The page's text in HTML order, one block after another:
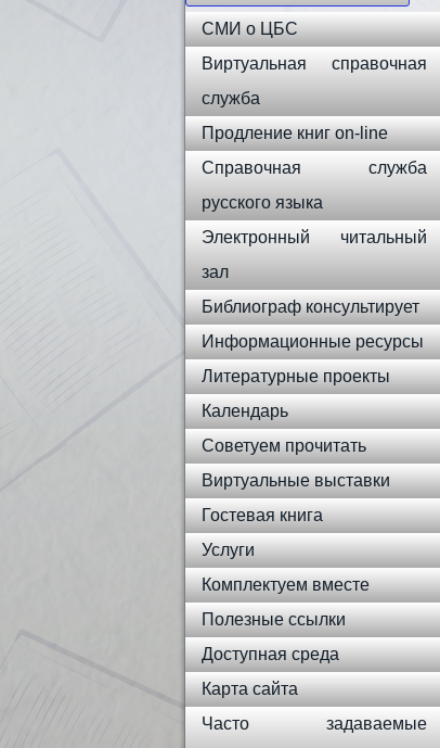
СМИ о ЦБС
Виртуальная справочная
служба
Продление книг on-line
Справочная служба
русского языка
Электронный читальный
зал
Библиограф консультирует
Информационные ресурсы
Литературные проекты
Календарь
Советуем прочитать
Виртуальные выставки
Гостевая книга
Услуги
Комплектуем вместе
Полезные ссылки
Доступная среда
Карта сайта
Часто задаваемые